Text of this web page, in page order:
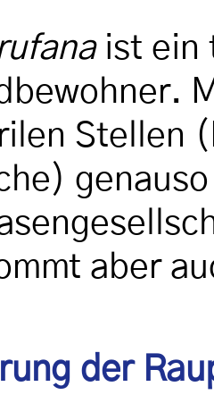
ist ein
Stellen
aber
der